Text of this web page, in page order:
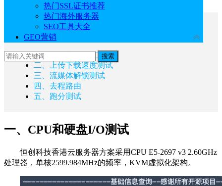
热门SSL证书推荐
热门海外服务器
SEO工具大全
GEO营销
搜索
文章目录
一、CPU和硬盘I/O测试
二、上传下载速度测试
三、流媒体解锁测试
四、去程路由
五、跑分测试
一、CPU和硬盘I/O测试
恒创科技香港云服务器方案采用CPU E5-2697 v3 2.60GHz
处理器，单核2599.984MHz的频率，KVM虚拟化架构。